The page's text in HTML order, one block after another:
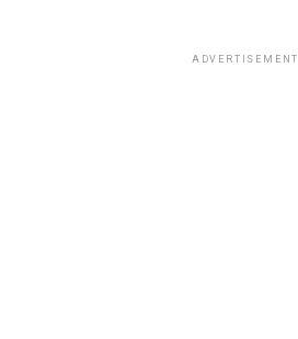
ADVERTISEMENT